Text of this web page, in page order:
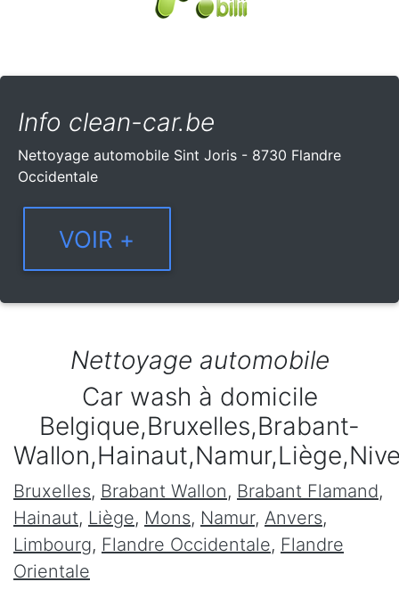
Info clean-car.be
Nettoyage automobile Sint Joris - 8730 Flandre
Occidentale
Nettoyage automobile
Car wash à domicile
Belgique,Bruxelles,Brabant-
Bruxelles, Brabant Wallon, Brabant Flamand,
Hainaut, Liège, Mons, Namur, Anvers,
Limbourg, Flandre Occidentale, Flandre
Orientale